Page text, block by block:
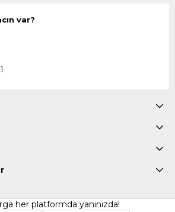
var?
her platformda yanınızda!